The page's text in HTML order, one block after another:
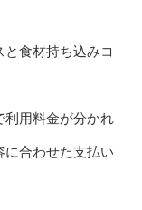
食材持ち込みコ
利用料金が分かれ
に合わせた支払い